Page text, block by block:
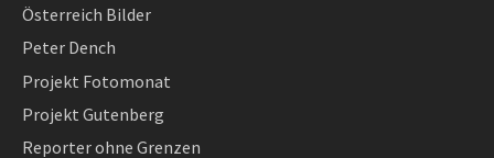
Österreich Bilder
Peter Dench
Projekt Fotomonat
Projekt Gutenberg
Reporter ohne Grenzen